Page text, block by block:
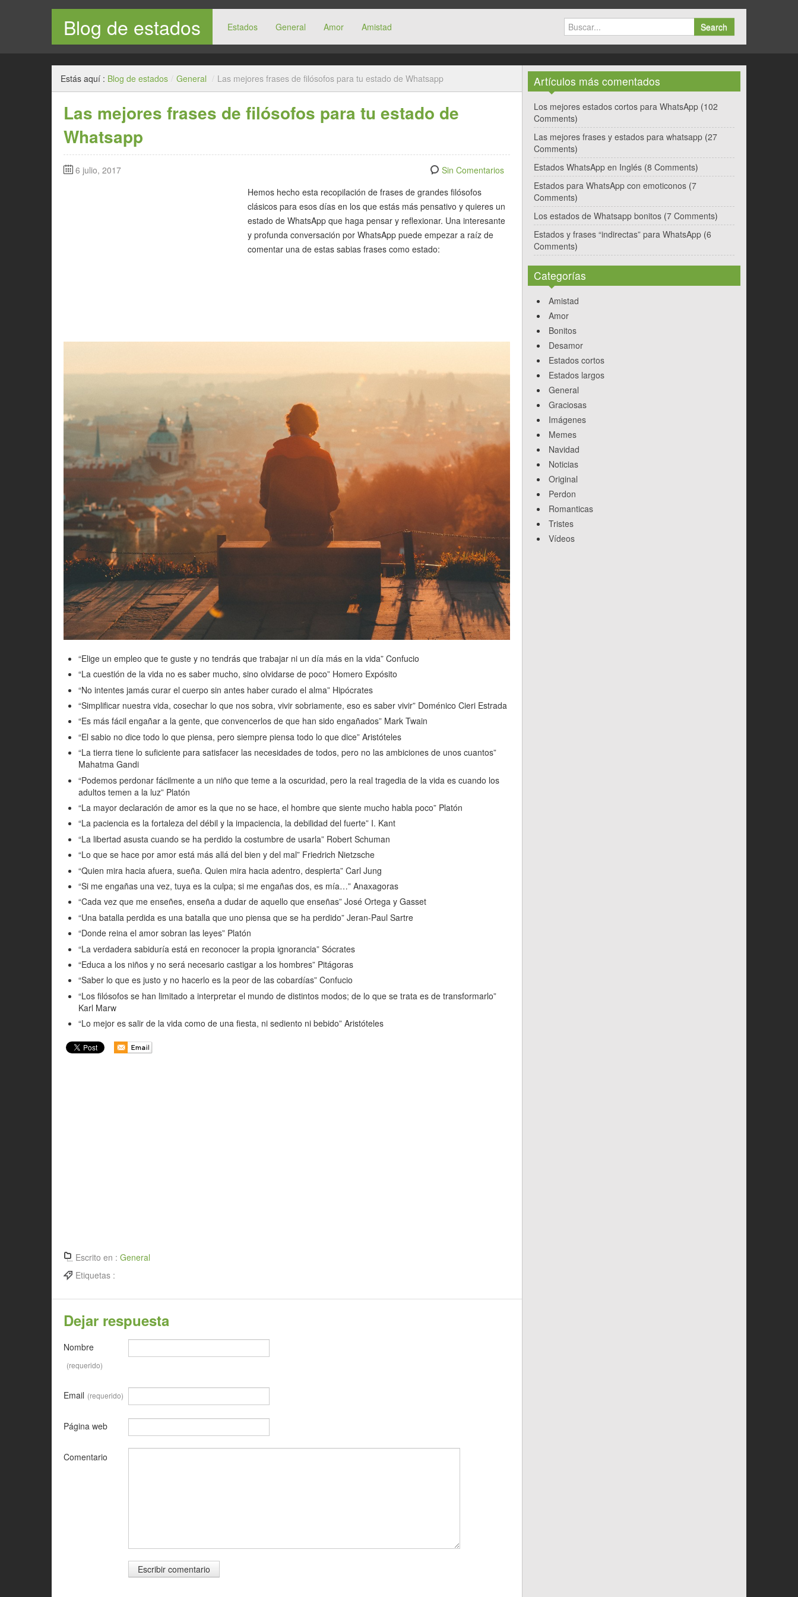
Blog de estados Estados General Amor Amistad Search
Estás aquí : Blog de estados / General / Las mejores frases de filósofos para tu estado de Whatsapp
Las mejores frases de filósofos para tu estado de
Whatsapp
6 julio, 2017
Sin Comentarios
Hemos hecho esta recopilación de frases de grandes filósofos
clásicos para esos días en los que estás más pensativo y quieres un
estado de WhatsApp que haga pensar y reflexionar. Una interesante
y profunda conversación por WhatsApp puede empezar a raíz de
comentar una de estas sabias frases como estado:
“Elige un empleo que te guste y no tendrás que trabajar ni un día más en la vida” Confucio
“La cuestión de la vida no es saber mucho, sino olvidarse de poco” Homero Expósito
“No intentes jamás curar el cuerpo sin antes haber curado el alma” Hipócrates
“Simplificar nuestra vida, cosechar lo que nos sobra, vivir sobriamente, eso es saber vivir” Doménico Cieri Estrada
“Es más fácil engañar a la gente, que convencerlos de que han sido engañados” Mark Twain
“El sabio no dice todo lo que piensa, pero siempre piensa todo lo que dice” Aristóteles
“La tierra tiene lo suficiente para satisfacer las necesidades de todos, pero no las ambiciones de unos cuantos”
Mahatma Gandi
“Podemos perdonar fácilmente a un niño que teme a la oscuridad, pero la real tragedia de la vida es cuando los
adultos temen a la luz” Platón
“La mayor declaración de amor es la que no se hace, el hombre que siente mucho habla poco” Platón
“La paciencia es la fortaleza del débil y la impaciencia, la debilidad del fuerte” I. Kant
“La libertad asusta cuando se ha perdido la costumbre de usarla” Robert Schuman
“Lo que se hace por amor está más allá del bien y del mal” Friedrich Nietzsche
“Quien mira hacia afuera, sueña. Quien mira hacia adentro, despierta” Carl Jung
“Si me engañas una vez, tuya es la culpa; si me engañas dos, es mía…” Anaxagoras
“Cada vez que me enseñes, enseña a dudar de aquello que enseñas” José Ortega y Gasset
“Una batalla perdida es una batalla que uno piensa que se ha perdido” Jeran-Paul Sartre
“Donde reina el amor sobran las leyes” Platón
“La verdadera sabiduría está en reconocer la propia ignorancia” Sócrates
“Educa a los niños y no será necesario castigar a los hombres” Pitágoras
“Saber lo que es justo y no hacerlo es la peor de las cobardías” Confucio
“Los filósofos se han limitado a interpretar el mundo de distintos modos; de lo que se trata es de transformarlo”
Karl Marw
“Lo mejor es salir de la vida como de una fiesta, ni sediento ni bebido” Aristóteles
Escrito en : General
Etiquetas :
Dejar respuesta
Nombre
(requerido)
Email (requerido)
Página web
Comentario
Artículos más comentados
Los mejores estados cortos para WhatsApp (102
Comments)
Las mejores frases y estados para whatsapp (27
Comments)
Estados WhatsApp en Inglés (8 Comments)
Estados para WhatsApp con emoticonos (7
Comments)
Los estados de Whatsapp bonitos (7 Comments)
Estados y frases “indirectas” para WhatsApp (6
Comments)
Categorías
Amistad
Amor
Bonitos
Desamor
Estados cortos
Estados largos
General
Graciosas
Imágenes
Memes
Navidad
Noticias
Original
Perdon
Romanticas
Tristes
Vídeos